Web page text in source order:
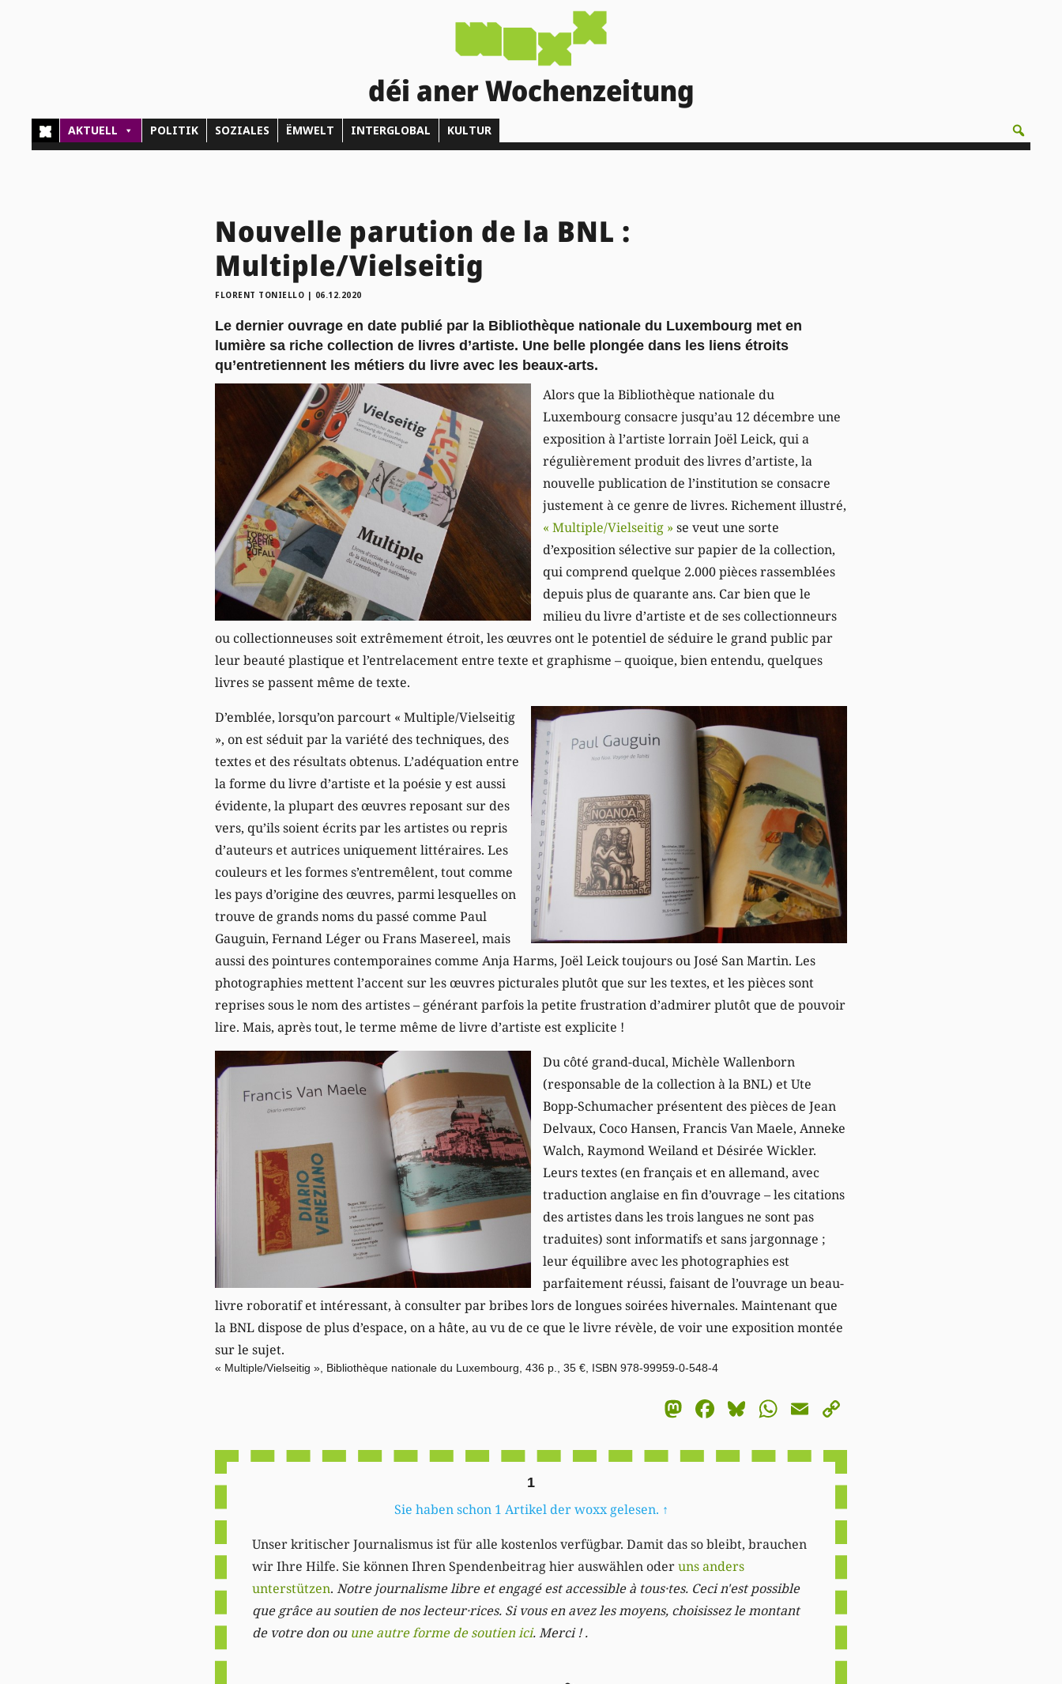
déi aner Wochenzeitung
AKTUELL POLITIK SOZIALES ËMWELT INTERGLOBAL KULTUR
Nouvelle parution de la BNL :
Multiple/Vielseitig
FLORENT TONIELLO | 06.12.2020
Le dernier ouvrage en date publié par la Bibliothèque nationale du Luxembourg met en
lumière sa riche collection de livres d’artiste. Une belle plongée dans les liens étroits
qu’entretiennent les métiers du livre avec les beaux-arts.
Alors que la Bibliothèque nationale du
Luxembourg consacre jusqu’au 12 décembre une
exposition à l’artiste lorrain Joël Leick, qui a
régulièrement produit des livres d’artiste, la
nouvelle publication de l’institution se consacre
justement à ce genre de livres. Richement illustré,
« Multiple/Vielseitig »se veut une sorte
d’exposition sélective sur papier de la collection,
qui comprend quelque 2.000 pièces rassemblées
depuis plus de quarante ans. Car bien que le
milieu du livre d’artiste et de ses collectionneurs
ou collectionneuses soit extrêmement étroit, les œuvres ont le potentiel de séduire le grand public par
leur beauté plastique et l’entrelacement entre texte et graphisme – quoique, bien entendu, quelques
livres se passent même de texte.
D’emblée, lorsqu’on parcourt « Multiple/Vielseitig
», on est séduit par la variété des techniques, des
textes et des résultats obtenus. L’adéquation entre
la forme du livre d’artiste et la poésie y est aussi
évidente, la plupart des œuvres reposant sur des
vers, qu’ils soient écrits par les artistes ou repris
d’auteurs et autrices uniquement littéraires. Les
couleurs et les formes s’entremêlent, tout comme
les pays d’origine des œuvres, parmi lesquelles on
trouve de grands noms du passé comme Paul
Gauguin, Fernand Léger ou Frans Masereel, mais
aussi des pointures contemporaines comme Anja Harms, Joël Leick toujours ou José San Martin. Les
photographies mettent l’accent sur les œuvres picturales plutôt que sur les textes, et les pièces sont
reprises sous le nom des artistes – générant parfois la petite frustration d’admirer plutôt que de pouvoir
lire. Mais, après tout, le terme même de livre d’artiste est explicite !
Du côté grand-ducal, Michèle Wallenborn
(responsable de la collection à la BNL) et Ute
Bopp-Schumacher présentent des pièces de Jean
Delvaux, Coco Hansen, Francis Van Maele, Anneke
Walch, Raymond Weiland et Désirée Wickler.
Leurs textes (en français et en allemand, avec
traduction anglaise en fin d’ouvrage – les citations
des artistes dans les trois langues ne sont pas
traduites) sont informatifs et sans jargonnage ;
leur équilibre avec les photographies est
parfaitement réussi, faisant de l’ouvrage un beau-
livre roboratif et intéressant, à consulter par bribes lors de longues soirées hivernales. Maintenant que
la BNL dispose de plus d’espace, on a hâte, au vu de ce que le livre révèle, de voir une exposition montée
sur le sujet.
« Multiple/Vielseitig », Bibliothèque nationale du Luxembourg, 436 p., 35 €, ISBN 978-99959-0-548-4
Mastodon
Facebook
Bluesky
WhatsApp
Email
1
Sie haben schon 1 Artikel der woxx gelesen. ↑
Unser kritischer Journalismus ist für alle kostenlos verfügbar. Damit das so bleibt, brauchen
wir Ihre Hilfe. Sie können Ihren Spendenbeitrag hier auswählen oderuns anders
unterstützen. Notre journalisme libre et engagé est accessible à tous·tes. Ceci n'est possible
que grâce au soutien de nos lecteur·rices. Si vous en avez les moyens, choisissez le montant
de votre don ou une autre forme de soutien ici. Merci ! .